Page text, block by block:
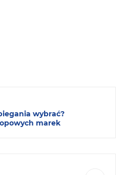
wybrać?
marek